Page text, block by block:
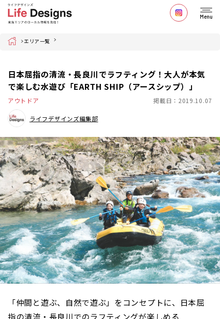
Menu
Home エリア一覧
日本屈指の清流・長良川でラフティング！大人が本気
で楽しむ水遊び「EARTH SHIP（アースシップ）」
アウトドア 掲載日：2019.10.07
ライフデザインズ編集部
「仲間と遊ぶ、自然で遊ぶ」をコンセプトに、日本屈
指の清流・長良川でのラフティングが楽しめる